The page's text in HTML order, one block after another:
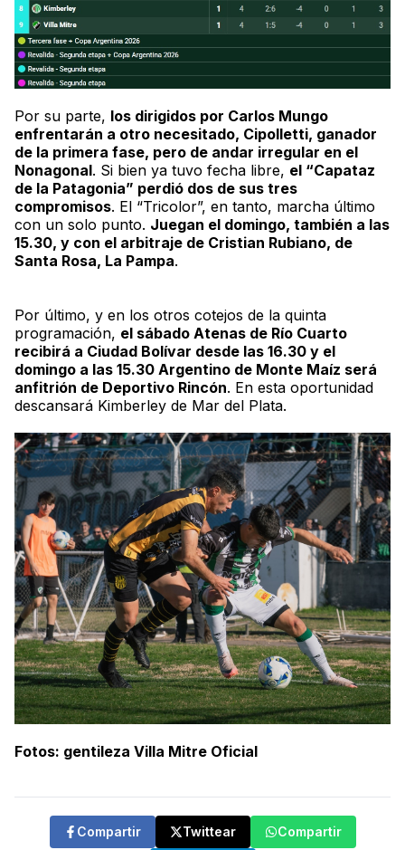
Por su parte, los dirigidos por Carlos Mungo
enfrentarán a otro necesitado, Cipolletti, ganador
de la primera fase, pero de andar irregular en el
Nonagonal. Si bien ya tuvo fecha libre, el “Capataz
de la Patagonia” perdió dos de sus tres
compromisos. El “Tricolor”, en tanto, marcha último
con un solo punto. Juegan el domingo, también a las
15.30, y con el arbitraje de Cristian Rubiano, de
Santa Rosa, La Pampa.
Por último, y en los otros cotejos de la quinta
programación, el sábado Atenas de Río Cuarto
recibirá a Ciudad Bolívar desde las 16.30 y el
domingo a las 15.30 Argentino de Monte Maíz será
anfitrión de Deportivo Rincón. En esta oportunidad
descansará Kimberley de Mar del Plata.
Fotos: gentileza Villa Mitre Oficial
Compartir Twittear Compartir